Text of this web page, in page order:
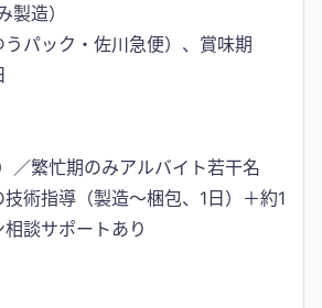
製造）
パック・佐川急便）、賞味期
／繁忙期のみアルバイト若干名
術指導（製造〜梱包、1日）＋約1
談サポートあり